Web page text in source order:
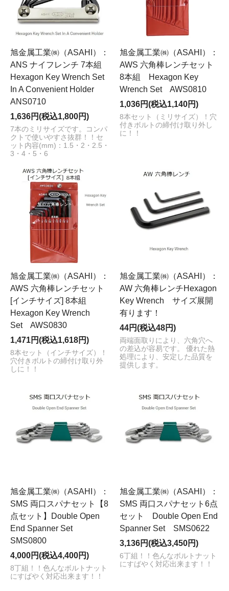
旭金属工業㈱（ASAHI）：
ANS ナイフレンチ 7本組
Hexagon Key Wrench Set
In A Convenient Holder
ANS0710
1,636円(税込1,800円)
7本のミリサイズです。コンパ
クトで使いやすさ抜群！！セ
ット内容(mm)：1.5・2・2.5・
3・4・5・6
旭金属工業㈱（ASAHI）：
AWS 六角棒レンチセット
8本組 Hexagon Key
Wrench Set AWS0810
1,036円(税込1,140円)
8本セット（ミリサイズ）！穴
付きボルトの締付け取り外し
に！！
旭金属工業㈱（ASAHI）：
AWS 六角棒レンチセット
[インチサイズ] 8本組
Hexagon Key Wrench
Set AWS0830
1,471円(税込1,618円)
8本セット（インチサイズ）！
穴付きボルトの締付け取り外
しに！！
旭金属工業㈱（ASAHI）：
AW 六角棒レンチHexagon
Key Wrench サイズ展開
有ります！
44円(税込48円)
両端面取りにより、六角穴へ
の差込が容易です。 優れた熱
処理により、安定した品質を
提供します。
旭金属工業㈱（ASAHI）：
SMS 両口スパナセット【8
点セット】Double Open
End Spanner Set
SMS0800
4,000円(税込4,400円)
8丁組！！色んなボルトナット
にすばやく対応出来ます！！
旭金属工業㈱（ASAHI）：
SMS 両口スパナセット6点
セット Double Open End
Spanner Set SMS0622
3,136円(税込3,450円)
6丁組！！色んなボルトナット
にすばやく対応出来ます！！